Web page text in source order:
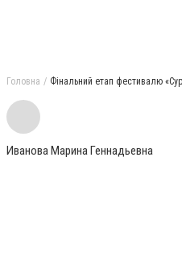
Головна Фінальний етап фестивалю
Иванова Марина Геннадьевна